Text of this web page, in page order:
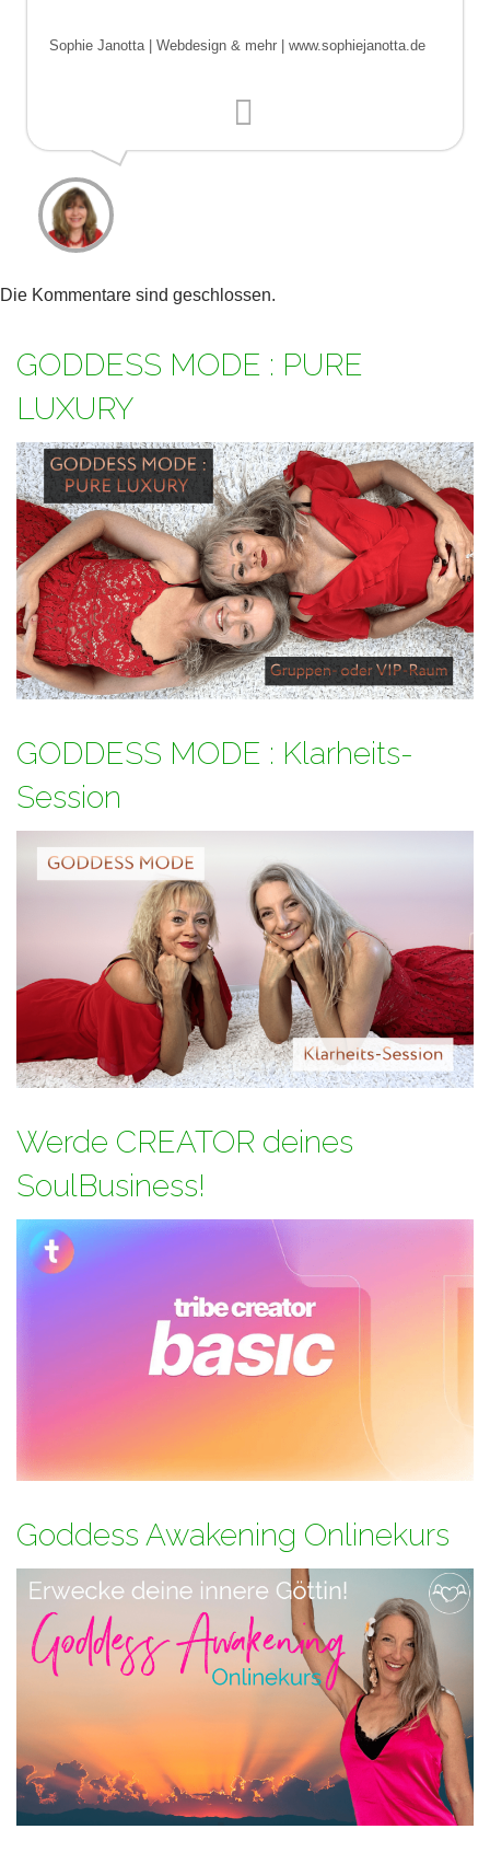
Sophie Janotta | Webdesign & mehr | www.sophiejanotta.de
Die Kommentare sind geschlossen.
GODDESS MODE : PURE
LUXURY
GODDESS MODE : Klarheits-
Session
Werde CREATOR deines
SoulBusiness!
Goddess Awakening Onlinekurs